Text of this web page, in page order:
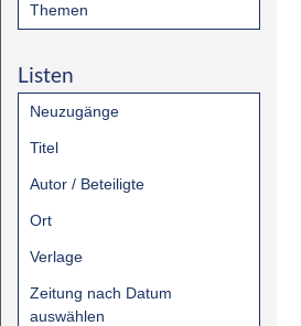
Themen
Listen
Neuzugänge
Titel
Autor / Beteiligte
Ort
Verlage
Zeitung nach Datum
auswählen